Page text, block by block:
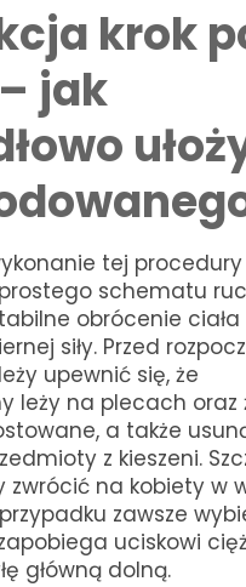
krok
jak
tej
schematu
obrócenie ciała
siły. Przed
upewnić się, że
leży na plecach oraz
a także
z kieszeni.
zwrócić na kobiety w
zawsze
uciskowi
główną dolną.